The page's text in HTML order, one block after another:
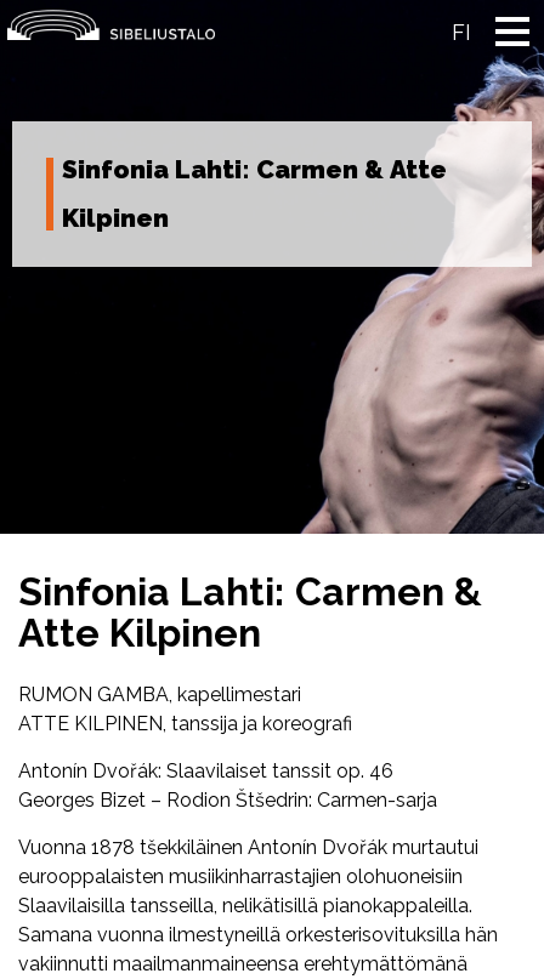
Skip
to
FI
Sinfonia Lahti: Carmen & Atte
Kilpinen
Sinfonia Lahti: Carmen &
Atte Kilpinen
RUMON GAMBA, kapellimestari
ATTE KILPINEN, tanssija ja koreografi
Antonín Dvořák: Slaavilaiset tanssit op. 46
Georges Bizet – Rodion Štšedrin: Carmen-sarja
Vuonna 1878 tšekkiläinen Antonín Dvořák murtautui
eurooppalaisten musiikinharrastajien olohuoneisiin
Slaavilaisilla tansseilla, nelikätisillä pianokappaleilla.
Samana vuonna ilmestyneillä orkesterisovituksilla hän
vakiinnutti maailmanmaineensa erehtymättömänä